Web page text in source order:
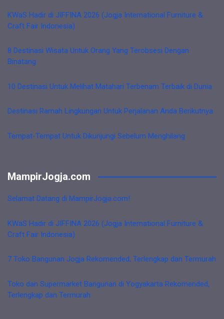
KWaS Hadir di JIFFINA 2026 (Jogja International Furniture &
Craft Fair Indonesia)
8 Destinasi Wisata Untuk Orang Yang Terobsesi Dengan
Binatang
10 Destinasi Untuk Melihat Matahari Terbenam Terbaik di Dunia
Destinasi Ramah Lingkungan Untuk Perjalanan Anda Berikutnya
Tempat-Tempat Untuk Dikunjungi Sebelum Menghilang
MampirJogja.com
Selamat Datang di MampirJogja.com!
KWaS Hadir di JIFFINA 2026 (Jogja International Furniture &
Craft Fair Indonesia)
7 Toko Bangunan Jogja Rekomended, Terlengkap dan Termurah
Toko dan Supermarket Bangunan di Yogyakarta Rekomended,
Terlengkap dan Termurah